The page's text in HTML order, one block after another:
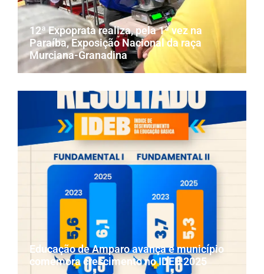
12ª Expoprata realiza, pela 1ª vez na
Paraíba, Exposição Nacional da raça
Murciana-Granadina
Educação de Amparo avança e município
comemora crescimento no IDEB 2025